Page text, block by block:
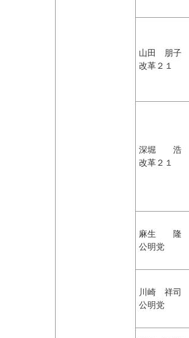
山田 朋子
改革２１
深堀 浩
改革２１
麻生 隆
公明党
川崎 祥司
公明党